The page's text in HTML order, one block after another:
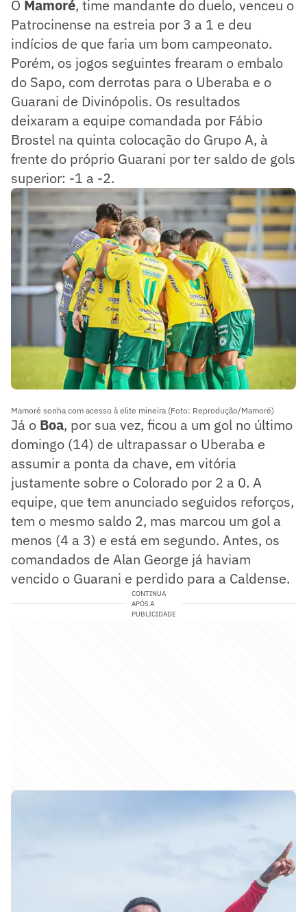
O Mamoré, time mandante do duelo, venceu o
Patrocinense na estreia por 3 a 1 e deu
indícios de que faria um bom campeonato.
Porém, os jogos seguintes frearam o embalo
do Sapo, com derrotas para o Uberaba e o
Guarani de Divinópolis. Os resultados
deixaram a equipe comandada por Fábio
Brostel na quinta colocação do Grupo A, à
frente do próprio Guarani por ter saldo de gols
superior: -1 a -2.
Mamoré sonha com acesso à elite mineira (Foto: Reprodução/Mamoré)
Já o Boa, por sua vez, ficou a um gol no último
domingo (14) de ultrapassar o Uberaba e
assumir a ponta da chave, em vitória
justamente sobre o Colorado por 2 a 0. A
equipe, que tem anunciado seguidos reforços,
tem o mesmo saldo 2, mas marcou um gol a
menos (4 a 3) e está em segundo. Antes, os
comandados de Alan George já haviam
vencido o Guarani e perdido para a Caldense.
CONTINUA
APÓS A
PUBLICIDADE